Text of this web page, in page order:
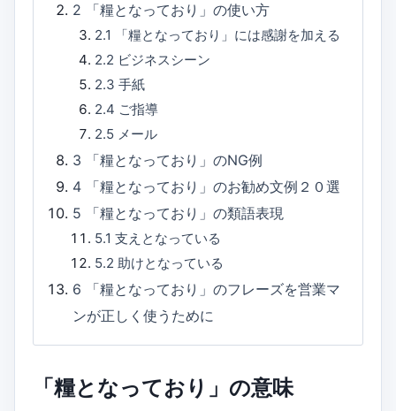
2
「糧となっており」の使い方
2.1
「糧となっており」には感謝を加える
2.2 ビジネスシーン
2.3 手紙
2.4 ご指導
2.5 メール
3
「糧となっており」のNG例
4
「糧となっており」のお勧め文例２０選
5
「糧となっており」の類語表現
5.1 支えとなっている
5.2 助けとなっている
6
「糧となっており」のフレーズを営業マ
ンが正しく使うために
「糧となっており」の意味